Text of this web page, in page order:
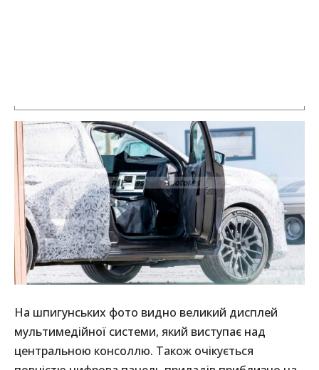
На шпигунських фото видно великий дисплей
мультимедійної системи, який виступає над
центральною консоллю. Також очікується